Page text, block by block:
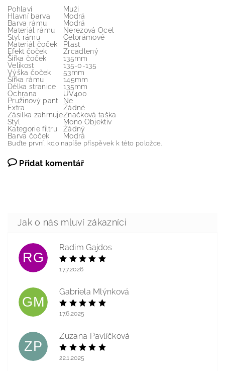
Pohlaví
Muži
Hlavní barva
Modrá
Barva rámu
Modrá
Materiál rámu
Nerezová Ocel
Styl rámu
Celorámové
Materiál čoček
Plast
Efekt čoček
Zrcadlený
Šířka čoček
135mm
Velikost
135-0-135
Výška čoček
53mm
Šířka rámu
145mm
Délka stranice
135mm
Ochrana
UV400
Pružinový pant
Ne
Extra
Žádné
Zásilka zahrnujeZnačková taška
Styl
Mono Objektiv
Kategorie filtru
Žádný
Barva čoček
Modrá
Buďte první, kdo napíše příspěvek k této položce.
Přidat komentář
RG
Radim Gajdos
17.7.2026
GM
Gabriela Mlýnková
17.6.2025
ZP
Zuzana Pavlíčková
22.1.2025